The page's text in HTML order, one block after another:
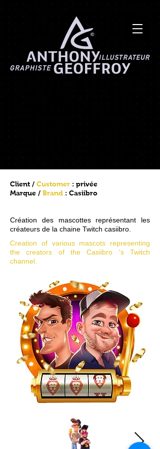
Client / Customer : privée
Marque / Brand : Casiibro
Création des mascottes représentant les
créateurs de la chaine Twitch casiibro.
Creation of various mascots representing
the creators of the Casiibro 's Twitch
channel.